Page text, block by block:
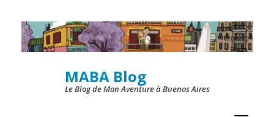
Skip
to
content
MABA Blog
Le Blog de Mon Aventure à Buenos Aires